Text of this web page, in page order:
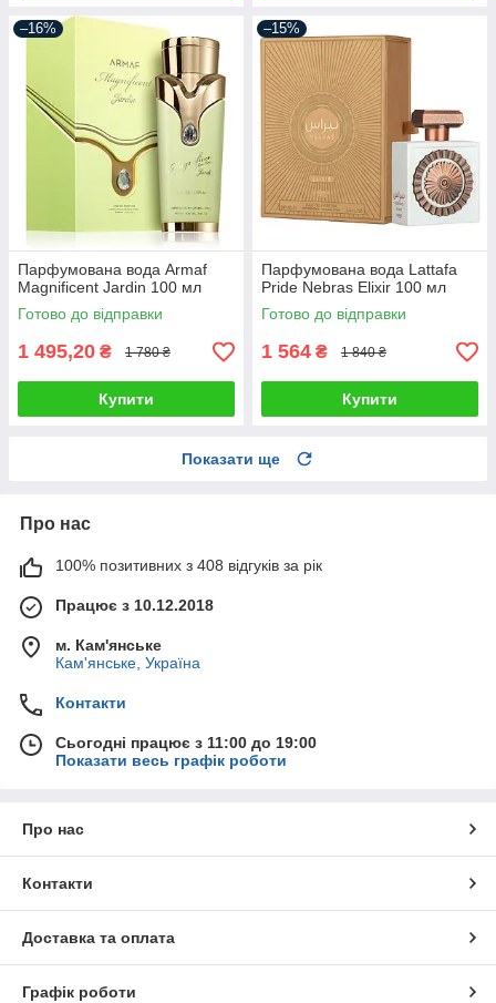
–16%
Парфумована вода Armaf
Magnificent Jardin 100 мл
Готово до відправки
1 495,20 ₴ 1 780 ₴
Купити
–15%
Парфумована вода Lattafa
Pride Nebras Elixir 100 мл
Готово до відправки
1 564 ₴ 1 840 ₴
Купити
Показати ще
Про нас
100% позитивних з 408 відгуків за рік
Працює з 10.12.2018
м. Кам'янське
Кам'янське, Україна
Контакти
Сьогодні працює з 11:00 до 19:00
Показати весь графік роботи
Про нас
Контакти
Доставка та оплата
Графік роботи